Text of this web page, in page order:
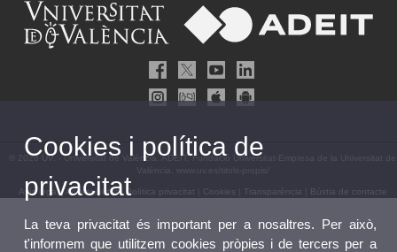
© 2026 UV. - Universitat de València. ADEIT, Fundació Universitat-Empresa de la Universitat de
València. www.uv.es/titols-propis/
Avís legal|Accessibilitat| Política privacitat Cookies Transparència Bústia de contacte
Cookies i política de
privacitat
La teva privacitat és important per a nosaltres. Per això,
t'informem que utilitzem cookies pròpies i de tercers per a